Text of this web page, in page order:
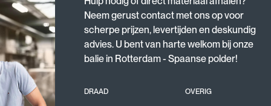
Neem gerust contact met ons op voor
scherpe prijzen, levertijden en deskundig
advies. U bent van harte welkom bij onze
balie in Rotterdam - Spaanse polder!
DRAAD OVERIG